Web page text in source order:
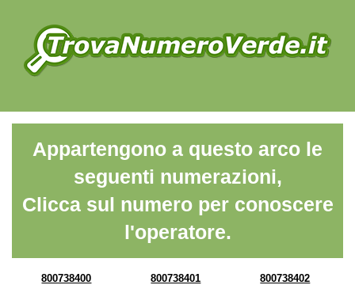
Appartengono a questo arco le
seguenti numerazioni,
Clicca sul numero per conoscere
l'operatore.
800738400 800738401 800738402